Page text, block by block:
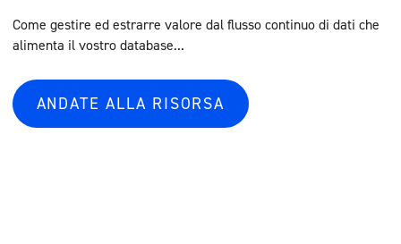
Come gestire ed estrarre valore dal flusso continuo di dati che
alimenta il vostro database...
ANDATE ALLA RISORSA